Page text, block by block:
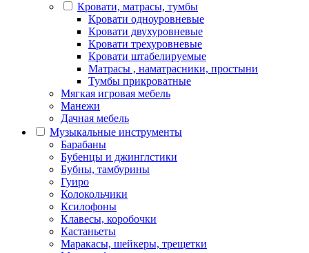
Кровати, матрасы, тумбы
Кровати одноуровневые
Кровати двухуровневые
Кровати трехуровневые
Кровати штабелируемые
Матрасы , наматрасники, простыни
Тумбы прикроватные
Мягкая игровая мебель
Манежи
Дачная мебель
Музыкальные инструменты
Барабаны
Бубенцы и джинглстики
Бубны, тамбурины
Гуиро
Колокольчики
Ксилофоны
Клавесы, коробочки
Кастаньеты
Маракасы, шейкеры, трещетки